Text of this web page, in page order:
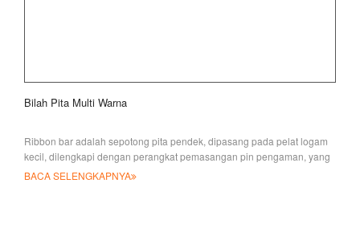
Bilah Pita Multi Warna
Ribbon bar adalah sepotong pita pendek, dipasang pada pelat logam
kecil, dilengkapi dengan perangkat pemasangan pin pengaman, yang
gener
BACA SELENGKAPNYA